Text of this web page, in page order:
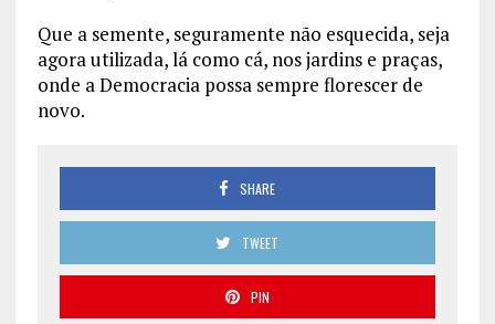
Que a semente, seguramente não esquecida, seja
agora utilizada, lá como cá, nos jardins e praças,
onde a Democracia possa sempre florescer de
novo.
SHARE
TWEET
PIN